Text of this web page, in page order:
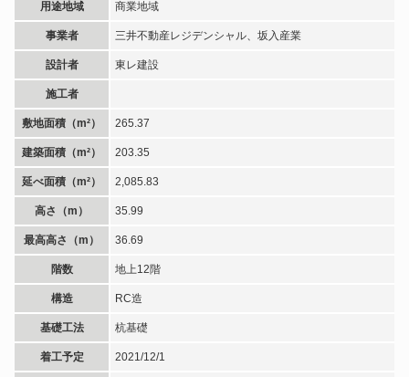
用途地域 商業地域
事業者 三井不動産レジデンシャル、坂入産業
設計者 東レ建設
施工者
敷地面積（m²） 265.37
建築面積（m²） 203.35
延べ面積（m²） 2,085.83
高さ（m） 35.99
最高高さ（m） 36.69
階数 地上12階
構造 RC造
基礎工法 杭基礎
着工予定 2021/12/1